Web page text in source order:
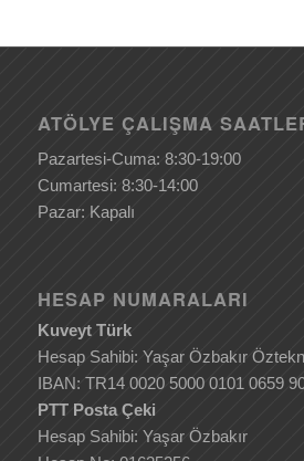
ATÖLYE ÇALIŞMA
Pazartesi-Cuma: 8:30-19:00
Cumartesi: 8:30-14:00
Pazar: Kapalı
HESAP NUMARALARI
Kuveyt Türk
Hesap Sahibi: Yaşar Özbakır
IBAN: TR14 0020 5000 0101 0659
PTT Posta Çeki
Hesap Sahibi: Yaşar Özbakır